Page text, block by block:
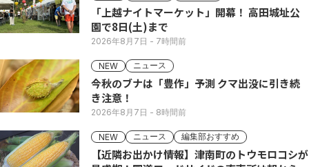
「上越ナイトマーケット」開幕！ 高田城址公
園で8日(土)まで
2026年8月7日 - 7時間前
NEW ニュース
今秋のブナは「豊作」予測 クマ出没に引き続
き注意！
2026年8月7日 - 8時間前
NEW ニュース 編集部おすすめ
【近隣お出かけ情報】津南町のトウモロコシが